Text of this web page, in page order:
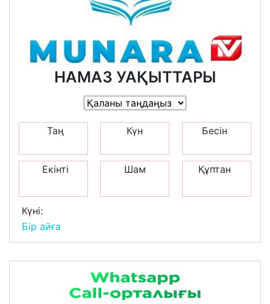
НАМАЗ УАҚЫТТАРЫ
Таң Күн Бесін
Екінті Шам Құптан
Күні:
Бір айға